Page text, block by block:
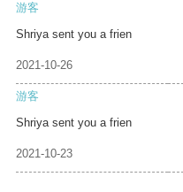
游客
Shriya sent you a frien
2021-10-26
游客
Shriya sent you a frien
2021-10-23